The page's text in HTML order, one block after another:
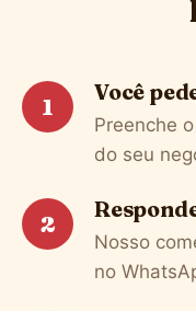
1
Você
Preenche
do seu
2
Nosso
no